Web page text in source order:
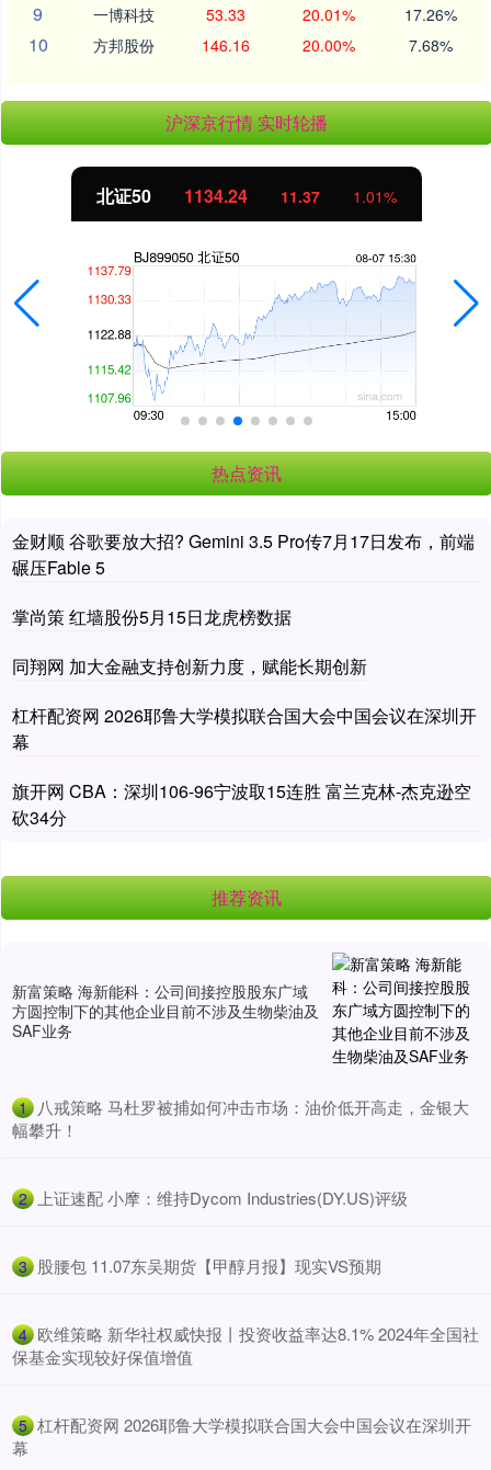
9 一博科技 53.33 20.01% 17.26%
10 方邦股份 146.16 20.00% 7.68%
沪深京行情 实时轮播
北证50 1134.24 11.37 1.01%
热点资讯
金财顺 谷歌要放大招? Gemini 3.5 Pro传7月17日发布，前端
碾压Fable 5
掌尚策 红墙股份5月15日龙虎榜数据
同翔网 加大金融支持创新力度，赋能长期创新
杠杆配资网 2026耶鲁大学模拟联合国大会中国会议在深圳开
幕
旗开网 CBA：深圳106-96宁波取15连胜 富兰克林-杰克逊空
砍34分
推荐资讯
新富策略 海新能科：公司间接控股股东广域
方圆控制下的其他企业目前不涉及生物柴油及
SAF业务
1 ​八戒策略 马杜罗被捕如何冲击市场：油价低开高走，金银大
幅攀升！
2 ​上证速配 小摩：维持Dycom Industries(DY.US)评级
3 ​股腰包 11.07东吴期货【甲醇月报】现实VS预期
4 ​欧维策略 新华社权威快报丨投资收益率达8.1% 2024年全国社
保基金实现较好保值增值
5 ​杠杆配资网 2026耶鲁大学模拟联合国大会中国会议在深圳开
幕